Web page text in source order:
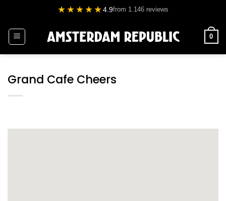
inhoud
★★★★★4.9from 1.146 reviews
0
Grand Cafe Cheers